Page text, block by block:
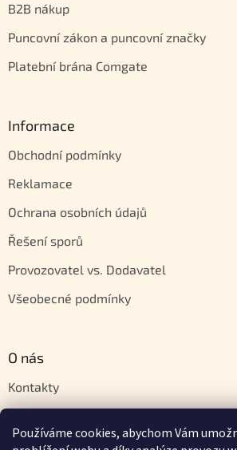
Používáme cookies, abychom Vám
B2B nákup
Puncovní zákon a puncovní značky
Platební brána Comgate
Informace
Obchodní podmínky
Reklamace
Ochrana osobních údajů
Řešení sporů
Provozovatel vs. Dodavatel
Všeobecné podmínky
O nás
Kontakty
Napište nám